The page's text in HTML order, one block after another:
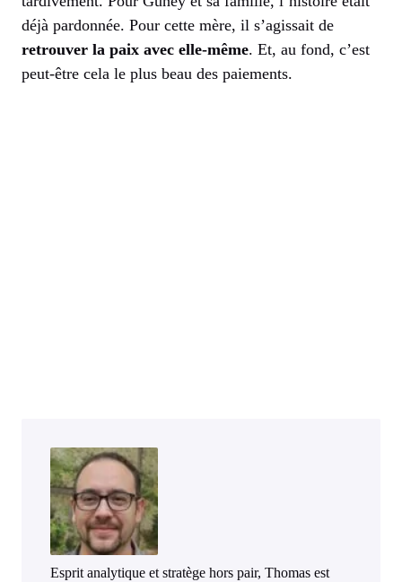
déjà pardonnée. Pour cette mère, il s’agissait de
retrouver la paix avec elle-même. Et, au fond, c’est
peut-être cela le plus beau des paiements.
Esprit analytique et stratège hors pair, Thomas est